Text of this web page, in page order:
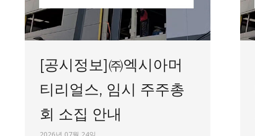
[공시정보]㈜엑시아머
티리얼스, 임시 주주총
회 소집 안내